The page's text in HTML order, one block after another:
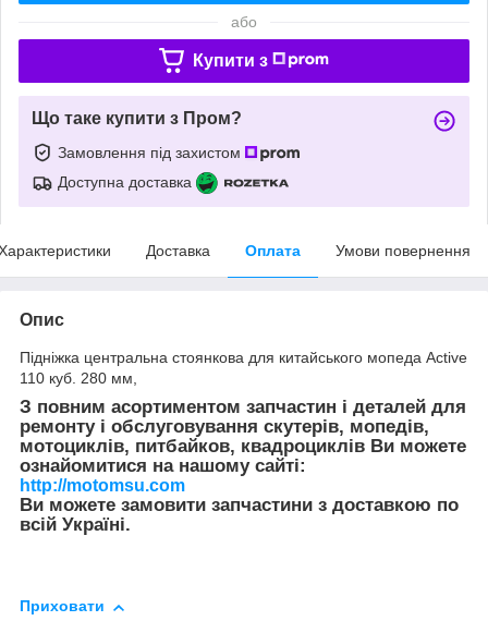
або
Купити з
Що таке купити з Пром?
Замовлення під захистом
Доступна доставка
Доставка Оплата Умови повернення
Опис
Підніжка центральна стоянкова для китайського мопеда Active
110 куб. 280 мм,
З повним асортиментом запчастин і деталей для
ремонту і обслуговування скутерів, мопедів,
мотоциклів, питбайков, квадроциклів Ви можете
ознайомитися на нашому сайті:
http://motomsu.com
Ви можете замовити запчастини з доставкою по
всій Україні.
Приховати